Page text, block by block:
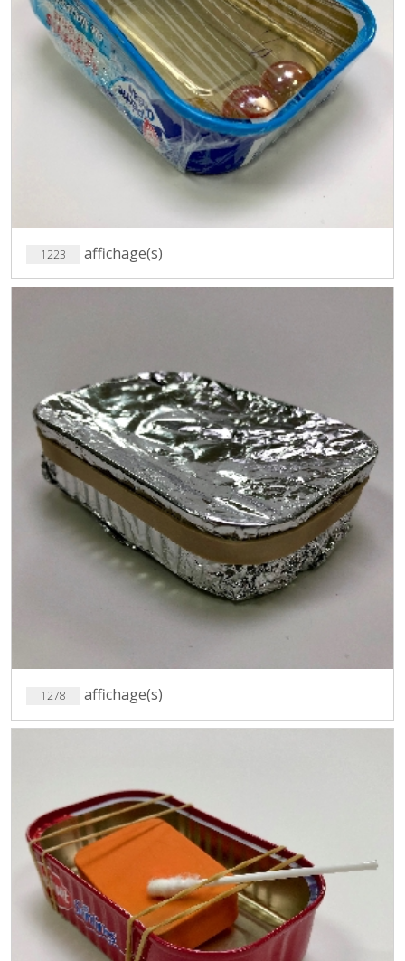
1223 affichage(s)
1278 affichage(s)